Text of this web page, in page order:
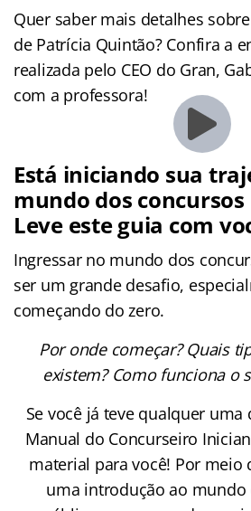
Quer saber mais detalhes
de Patrícia Quintão? Confira a
realizada pelo CEO do Gran,
com a professora!
Está iniciando sua
mundo dos concursos
Leve este guia com
Ingressar no mundo dos
ser um grande desafio,
começando do zero.
Por onde começar? Quais
existem? Como funciona o
Se você já teve qualquer uma
Manual do Concurseiro
material para você! Por meio
uma introdução ao mundo